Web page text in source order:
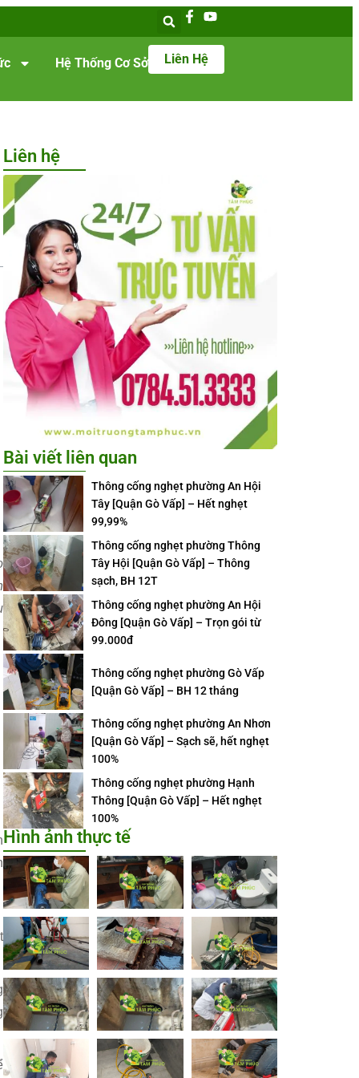
Hệ Thống Cơ Sở Liên Hệ
Liên hệ
Bài viết liên quan
Thông cống nghẹt phường An Hội
Tây [Quận Gò Vấp] – Hết nghẹt
99,99%
Thông cống nghẹt phường Thông
Tây Hội [Quận Gò Vấp] – Thông
sạch, BH 12T
Thông cống nghẹt phường An Hội
Đông [Quận Gò Vấp] – Trọn gói từ
99.000đ
Thông cống nghẹt phường Gò Vấp
[Quận Gò Vấp] – BH 12 tháng
Thông cống nghẹt phường An Nhơn
[Quận Gò Vấp] – Sạch sẽ, hết nghẹt
100%
Thông cống nghẹt phường Hạnh
Thông [Quận Gò Vấp] – Hết nghẹt
100%
Hình ảnh thực tế